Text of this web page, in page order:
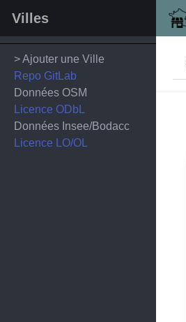
Villes
> Ajouter une Ville
Repo GitLab
Données OSM
Licence ODbL
Données Insee/Bodacc
Licence LO/OL